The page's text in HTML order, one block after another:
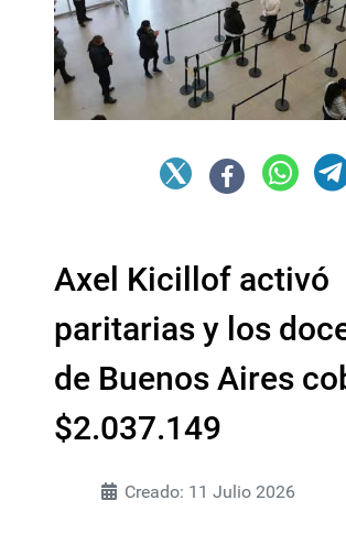
Axel Kicillof activó
paritarias y los
de Buenos Aires
$2.037.149
Creado: 11 Julio 2026